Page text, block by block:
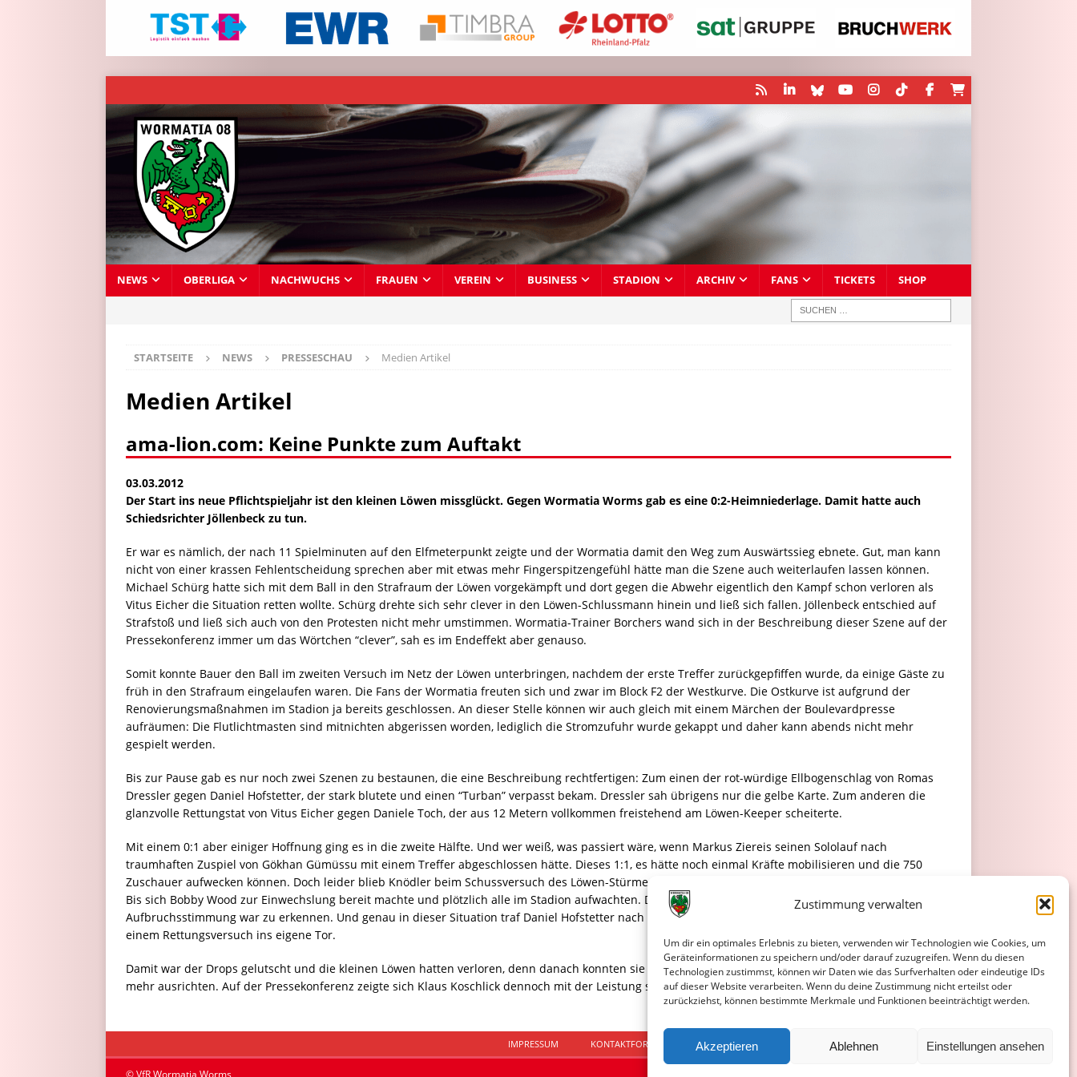
Zustimmung verwalten
Um dir ein optimales Erlebnis zu bieten, verwenden wir Technologien wie Cookies, um
Geräteinformationen zu speichern und/oder darauf zuzugreifen. Wenn du diesen
Technologien zustimmst, können wir Daten wie das Surfverhalten oder eindeutige IDs
auf dieser Website verarbeiten. Wenn du deine Zustimmung nicht erteilst oder
zurückziehst, können bestimmte Merkmale und Funktionen beeinträchtigt werden.
Akzeptieren Ablehnen Einstellungen ansehen
NEWS OBERLIGA NACHWUCHS FRAUEN VEREIN BUSINESS STADION ARCHIV FANS TICKETS SHOP
STARTSEITE NEWS PRESSESCHAU Medien Artikel
Medien Artikel
ama-lion.com: Keine Punkte zum Auftakt
03.03.2012
Der Start ins neue Pflichtspieljahr ist den kleinen Löwen missglückt. Gegen Wormatia Worms gab es eine 0:2-Heimniederlage. Damit hatte auch
Schiedsrichter Jöllenbeck zu tun.
Er war es nämlich, der nach 11 Spielminuten auf den Elfmeterpunkt zeigte und der Wormatia damit den Weg zum Auswärtssieg ebnete. Gut, man kann
nicht von einer krassen Fehlentscheidung sprechen aber mit etwas mehr Fingerspitzengefühl hätte man die Szene auch weiterlaufen lassen können.
Michael Schürg hatte sich mit dem Ball in den Strafraum der Löwen vorgekämpft und dort gegen die Abwehr eigentlich den Kampf schon verloren als
Vitus Eicher die Situation retten wollte. Schürg drehte sich sehr clever in den Löwen-Schlussmann hinein und ließ sich fallen. Jöllenbeck entschied auf
Strafstoß und ließ sich auch von den Protesten nicht mehr umstimmen. Wormatia-Trainer Borchers wand sich in der Beschreibung dieser Szene auf der
Pressekonferenz immer um das Wörtchen “clever”, sah es im Endeffekt aber genauso.
Somit konnte Bauer den Ball im zweiten Versuch im Netz der Löwen unterbringen, nachdem der erste Treffer zurückgepfiffen wurde, da einige Gäste zu
früh in den Strafraum eingelaufen waren. Die Fans der Wormatia freuten sich und zwar im Block F2 der Westkurve. Die Ostkurve ist aufgrund der
Renovierungsmaßnahmen im Stadion ja bereits geschlossen. An dieser Stelle können wir auch gleich mit einem Märchen der Boulevardpresse
aufräumen: Die Flutlichtmasten sind mitnichten abgerissen worden, lediglich die Stromzufuhr wurde gekappt und daher kann abends nicht mehr
gespielt werden.
Bis zur Pause gab es nur noch zwei Szenen zu bestaunen, die eine Beschreibung rechtfertigen: Zum einen der rot-würdige Ellbogenschlag von Romas
Dressler gegen Daniel Hofstetter, der stark blutete und einen “Turban” verpasst bekam. Dressler sah übrigens nur die gelbe Karte. Zum anderen die
glanzvolle Rettungstat von Vitus Eicher gegen Daniele Toch, der aus 12 Metern vollkommen freistehend am Löwen-Keeper scheiterte.
Mit einem 0:1 aber einiger Hoffnung ging es in die zweite Hälfte. Und wer weiß, was passiert wäre, wenn Markus Ziereis seinen Sololauf nach
traumhaften Zuspiel von Gökhan Gümüssu mit einem Treffer abgeschlossen hätte. Dieses 1:1, es hätte noch einmal Kräfte mobilisieren und die 750
Zuschauer aufwecken können. Doch leider blieb Knödler beim Schussversuch des Löwen-Stürmers Sieger und das 0:1 blieb auf der Anzeigetafel stehen.
Bis sich Bobby Wood zur Einwechslung bereit machte und plötzlich alle im Stadion aufwachten. Die Fans in der Stehhalle stimmten ihre Lieder an und
Aufbruchsstimmung war zu erkennen. Und genau in dieser Situation traf Daniel Hofstetter nach einem schnell ausgeführten Freistoß der Wormatia bei
einem Rettungsversuch ins eigene Tor.
Damit war der Drops gelutscht und die kleinen Löwen hatten verloren, denn danach konnten sie gegen eine sicher stehende Wormatia-Abwehr nichts
mehr ausrichten. Auf der Pressekonferenz zeigte sich Klaus Koschlick dennoch mit der Leistung seiner Mannschaft zufrieden.
IMPRESSUM KONTAKTFORMULAR DATENSCHUTZERKLÄRUNG COOKIE-RICHTLINIE (EU)
© VfR Wormatia Worms